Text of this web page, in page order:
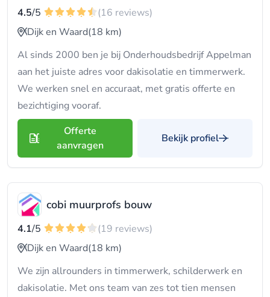
4.5/5
(16 reviews)
Dijk en Waard(18 km)
Al sinds 2000 ben je bij Onderhoudsbedrijf Appelman
aan het juiste adres voor dakisolatie en timmerwerk.
We werken snel en accuraat, met gratis offerte en
bezichtiging vooraf.
Offerte
aanvragen
Bekijk profiel
cobi muurprofs bouw
4.1/5
(19 reviews)
Dijk en Waard(18 km)
We zijn allrounders in timmerwerk, schilderwerk en
dakisolatie. Met ons team van zes tot tien mensen